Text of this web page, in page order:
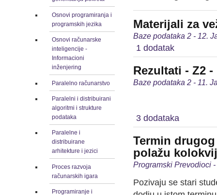
Osnovi programiranja i
programskih jezika
Osnovi računarske
inteligencije -
Informacioni
inženjering
Paralelno računarstvo
Paralelni i distribuirani
algoritmi i strukture
podataka
Paralelne i
distribuirane
arhitekture i jezici
Proces razvoja
računarskih igara
Programiranje i
Materijali za
Baze podataka 2 - 12.
1 dodatak
Rezultati - Z2 -
Baze podataka 2 - 11.
3 dodataka
Termin
polažu
Programski Prevodioci
Pozivaju se stari